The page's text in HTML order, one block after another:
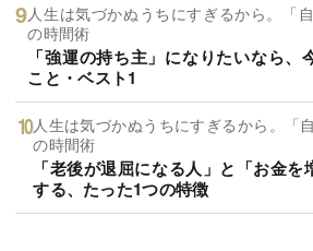
人生は気づかぬうちにすぎるから。「
の時間術
「強運の持ち主」になりたいなら
こと・ベスト1
人生は気づかぬうちにすぎるから。「
の時間術
「老後が退屈になる人」と「お金
する、たった1つの特徴